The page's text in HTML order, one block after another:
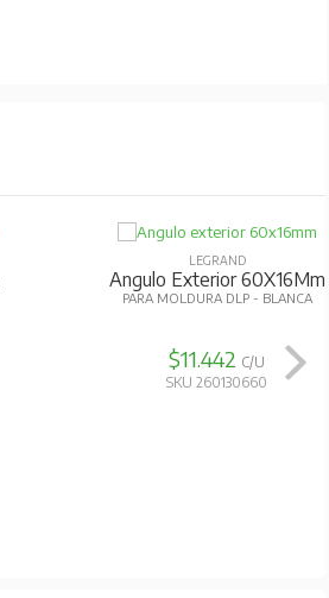
LEGRAND
Tapa Extremo -
PARA BANDEJA DLP - BLANCA
$5.407 C/U
SKU 260130210